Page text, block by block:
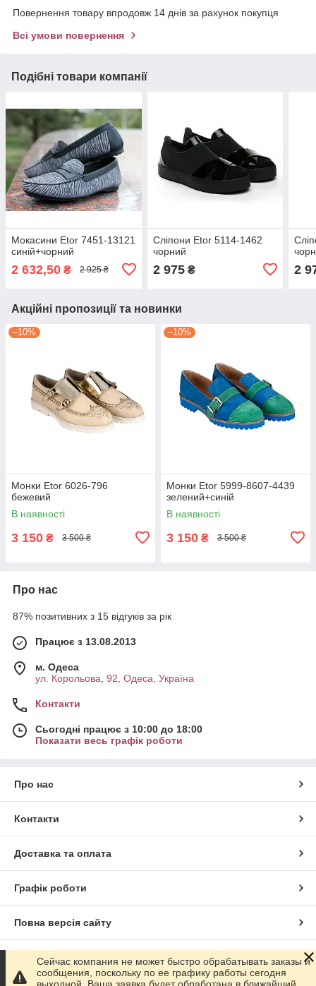
Повернення товару впродовж 14 днів за рахунок покупця
Всі умови повернення
Подібні товари компанії
Мокасини Etor 7451-13121
синій+чорний
2 632,50 ₴ 2 925 ₴
Сліпони Etor 5114-1462
чорний
2 975₴ 2
Акційні пропозиції та новинки
–10%
Монки Etor 6026-796
бежевий
В наявності
3 150 ₴ 3 500 ₴
–10%
Монки Etor 5999-8607-4439
зелений+синій
В наявності
3 150 ₴ 3 500 ₴
Про нас
87% позитивних з 15 відгуків за рік
Працює з 13.08.2013
м. Одеса
ул. Корольова, 92, Одеса, Україна
Контакти
Сьогодні працює з 10:00 до 18:00
Показати весь графік роботи
Про нас
Контакти
Доставка та оплата
Графік роботи
Повна версія сайту
Сайт створено на маркетплейсі Prom.ua
Сейчас компания не может быстро обрабатывать заказы и
сообщения, поскольку по ее графику работы сегодня